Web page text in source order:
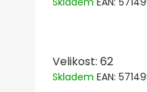
Velikost: 62
Skladem EAN: